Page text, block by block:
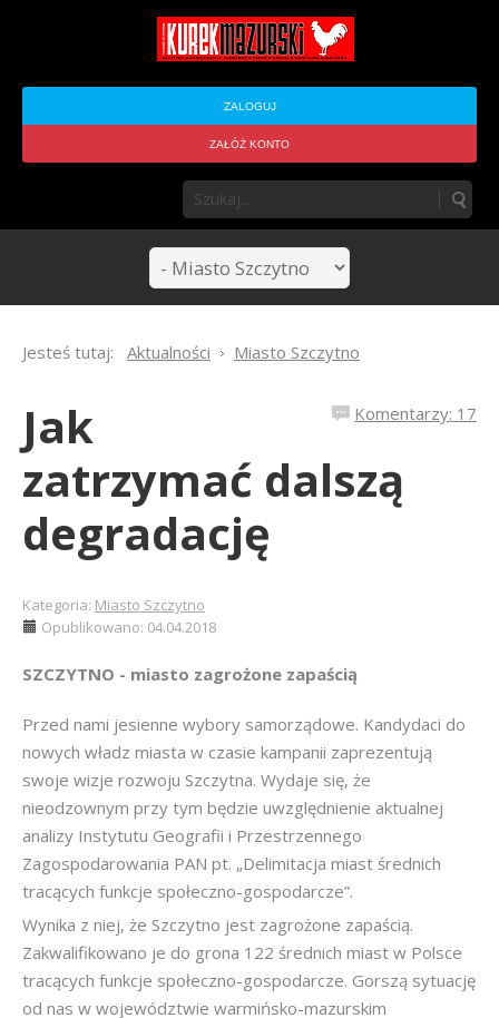
ZALOGUJ
ZAŁÓŻ KONTO
Jesteś tutaj: Aktualności Miasto Szczytno
Komentarzy: 17
Jak
zatrzymać dalszą
degradację
Kategoria: Miasto Szczytno
Opublikowano: 04.04.2018
SZCZYTNO - miasto zagrożone zapaścią
Przed nami jesienne wybory samorządowe. Kandydaci do
nowych władz miasta w czasie kampanii zaprezentują
swoje wizje rozwoju Szczytna. Wydaje się, że
nieodzownym przy tym będzie uwzględnienie aktualnej
analizy Instytutu Geografii i Przestrzennego
Zagospodarowania PAN pt. „Delimitacja miast średnich
tracących funkcje społeczno-gospodarcze”.
Wynika z niej, że Szczytno jest zagrożone zapaścią.
Zakwalifikowano je do grona 122 średnich miast w Polsce
tracących funkcje społeczno-gospodarcze. Gorszą sytuację
od nas w województwie warmińsko-mazurskim